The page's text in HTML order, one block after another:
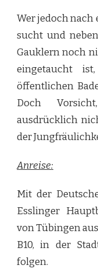
Wer jedoch
sucht und
Gauklern noch
eingetaucht
öffentlichen
Doch
ausdrücklich
der
Anreise:
Mit der
Esslinger
von Tübingen
B10, in der
folgen.